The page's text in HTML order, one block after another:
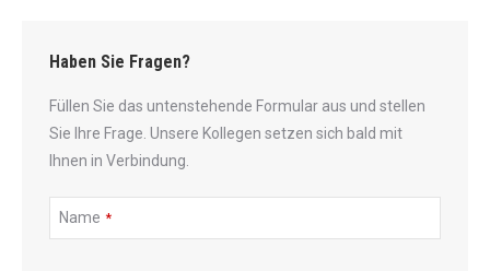
Haben Sie Fragen?
Füllen Sie das untenstehende Formular aus und stellen
Sie Ihre Frage. Unsere Kollegen setzen sich bald mit
Ihnen in Verbindung.
Name *